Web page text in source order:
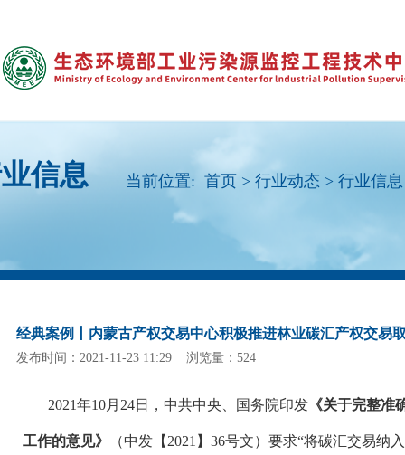
信息 当前位置: 首页 > 行业动态 > 行业信息
经典案例丨内蒙古产权交易中心积极推进林业碳汇产权交易
发布时间：2021-11-23 11:29 浏览量：524
2021年10月24日，中共中央、国务院印发《关于完整准
工作的意见》 （中发【 2021】36号文）要求“将碳汇交易纳